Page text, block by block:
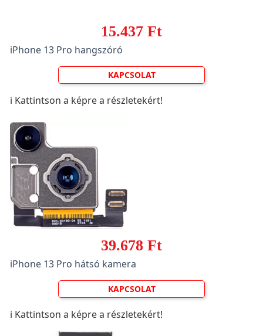
15.437 Ft
iPhone 13 Pro hangszóró
KAPCSOLAT
ℹ️ Kattintson a képre a részletekért!
39.678 Ft
iPhone 13 Pro hátsó kamera
KAPCSOLAT
ℹ️ Kattintson a képre a részletekért!